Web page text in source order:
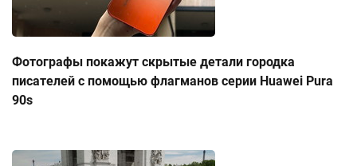
Фотографы покажут скрытые детали городка
писателей с помощью флагманов серии Huawei Pura
90s